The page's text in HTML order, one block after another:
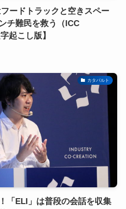
ードトラックと空きスペー
チ難民を救う（ICC
起こし版】
カタパルト
「ELI」は普段の会話を収集